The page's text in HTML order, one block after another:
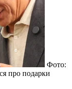
Фото:
про подарки